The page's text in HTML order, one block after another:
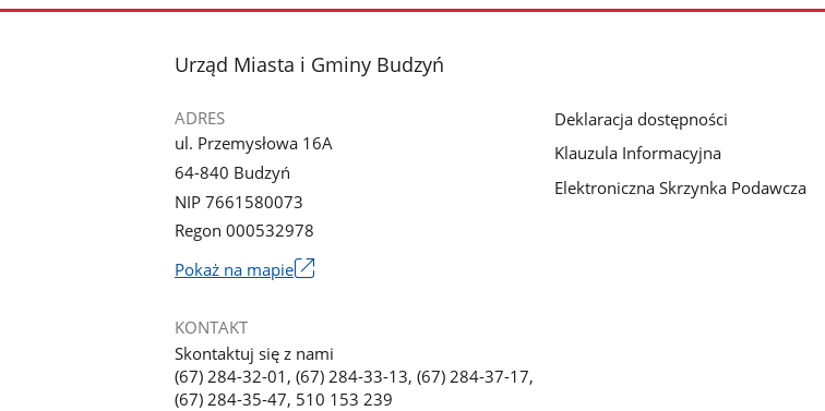
galerii.
galerii.
stopka
Urząd Miasta i Gminy Budzyń
ADRES
ul. Przemysłowa 16A
64-840 Budzyń
NIP 7661580073
Regon 000532978
Pokaż na mapieLink
nowym
oknie
KONTAKT
Skontaktuj się z nami
(67) 284-32-01, (67) 284-33-13, (67) 284-37-17,
(67) 284-35-47, 510 153 239
Deklaracja dostępności
Klauzula Informacyjna
Elektroniczna Skrzynka Podawcza